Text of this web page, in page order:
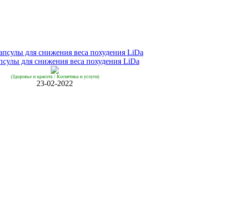
для снижения веса похудения LiDa
(Здоровье и красота / Косметика и услуги)
23-02-2022